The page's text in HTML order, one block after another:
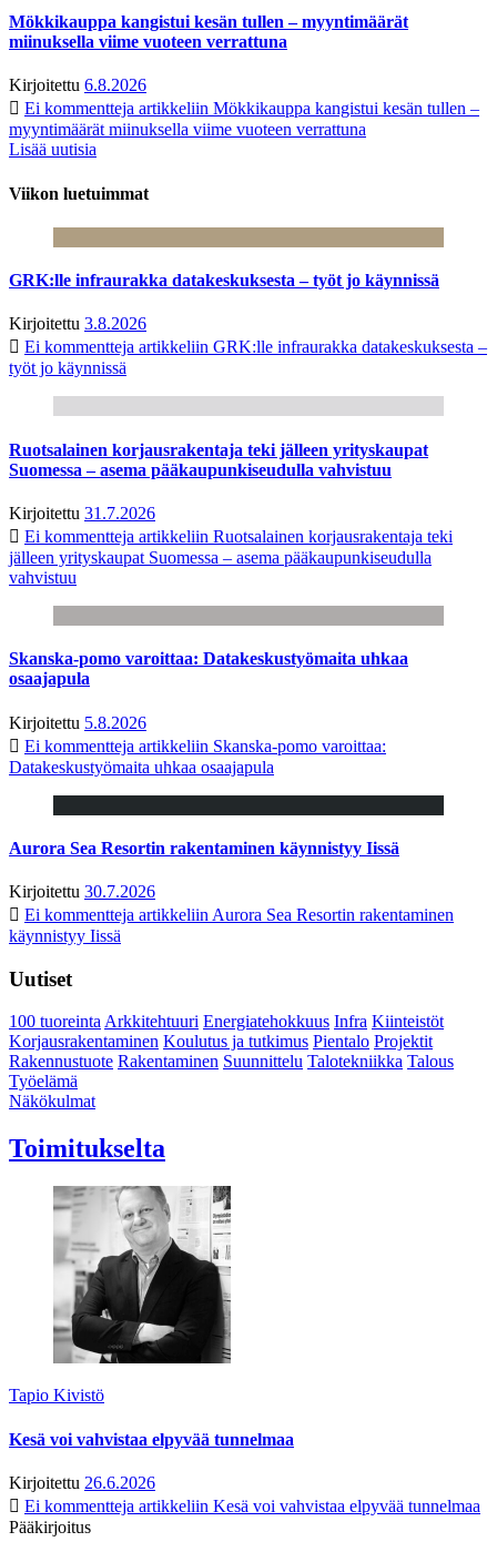
Mökkikauppa kangistui kesän tullen – myyntimäärät
miinuksella viime vuoteen verrattuna
Kirjoitettu 6.8.2026
Ei kommentteja artikkeliin Mökkikauppa kangistui kesän tullen –
myyntimäärät miinuksella viime vuoteen verrattuna
Lisää uutisia
Viikon luetuimmat
GRK:lle infraurakka datakeskuksesta – työt jo käynnissä
Kirjoitettu 3.8.2026
Ei kommentteja artikkeliin GRK:lle infraurakka datakeskuksesta –
työt jo käynnissä
Ruotsalainen korjausrakentaja teki jälleen yrityskaupat
Suomessa – asema pääkaupunkiseudulla vahvistuu
Kirjoitettu 31.7.2026
Ei kommentteja artikkeliin Ruotsalainen korjausrakentaja teki
jälleen yrityskaupat Suomessa – asema pääkaupunkiseudulla
vahvistuu
Skanska-pomo varoittaa: Datakeskustyömaita uhkaa
osaajapula
Kirjoitettu 5.8.2026
Ei kommentteja artikkeliin Skanska-pomo varoittaa:
Datakeskustyömaita uhkaa osaajapula
Aurora Sea Resortin rakentaminen käynnistyy Iissä
Kirjoitettu 30.7.2026
Ei kommentteja artikkeliin Aurora Sea Resortin rakentaminen
käynnistyy Iissä
Uutiset
100 tuoreintaArkkitehtuuri Energiatehokkuus Infra Kiinteistöt
Korjausrakentaminen Koulutus ja tutkimus Pientalo Projektit
Rakennustuote Rakentaminen Suunnittelu Talotekniikka Talous
Työelämä
Näkökulmat
Toimitukselta
Tapio Kivistö
Kesä voi vahvistaa elpyvää tunnelmaa
Kirjoitettu 26.6.2026
Ei kommentteja artikkeliin Kesä voi vahvistaa elpyvää tunnelmaa
Pääkirjoitus